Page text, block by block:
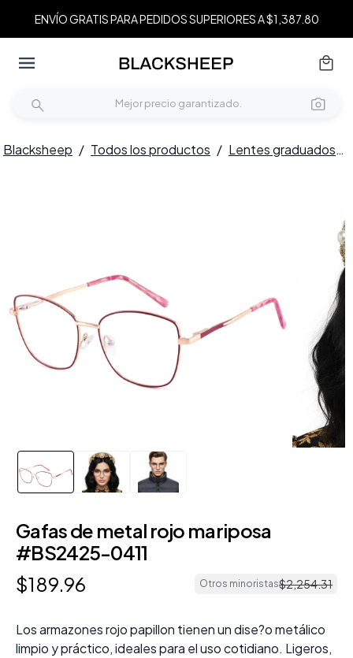
ENVÍO GRATIS PARA PEDIDOS SUPERIORES A $1,387.80
Blacksheep / Todos los productos / Lentes graduados /
Gafas de metal rojo mariposa
#BS2425-0411
$189.96 Otros minoristas$2,254.31
Los armazones rojo papillon tienen un dise?o metálico
limpio y práctico, ideales para el uso cotidiano. Ligeros,